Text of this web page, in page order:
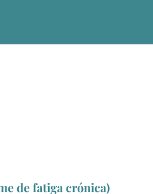
de fatiga crónica)